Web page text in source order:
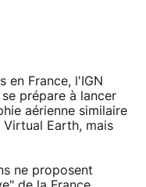
en France, l'IGN
prépare à lancer
aérienne similaire
Virtual Earth, mais
ne proposent